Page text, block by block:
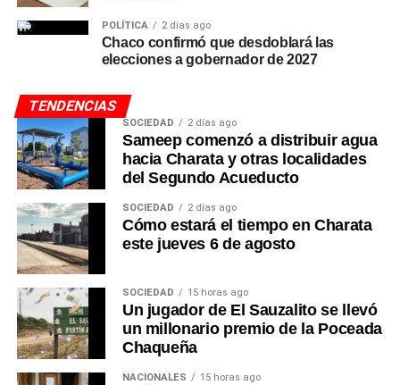
POLÍTICA 2 días ago
Chaco confirmó que desdoblará las
elecciones a gobernador de 2027
TENDENCIAS
SOCIEDAD 2 días ago
Sameep comenzó a distribuir agua
hacia Charata y otras localidades
del Segundo Acueducto
SOCIEDAD 2 días ago
Cómo estará el tiempo en Charata
este jueves 6 de agosto
SOCIEDAD 15 horas ago
Un jugador de El Sauzalito se llevó
un millonario premio de la Poceada
Chaqueña
NACIONALES 15 horas ago